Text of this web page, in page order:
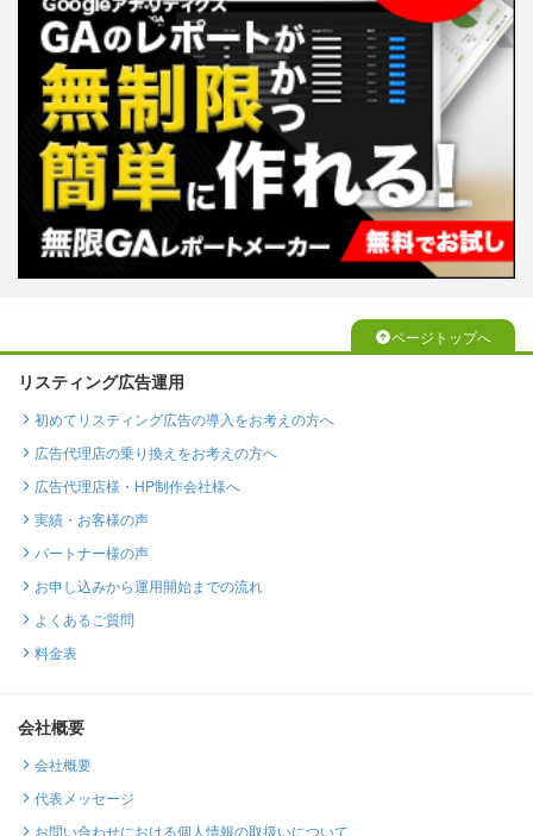
ページトップへ
リスティング広告運用
初めてリスティング広告の導入をお考えの方へ
広告代理店の乗り換えをお考えの方へ
広告代理店様・HP制作会社様へ
実績・お客様の声
パートナー様の声
お申し込みから運用開始までの流れ
よくあるご質問
料金表
会社概要
会社概要
代表メッセージ
お問い合わせにおける個人情報の取扱いについて